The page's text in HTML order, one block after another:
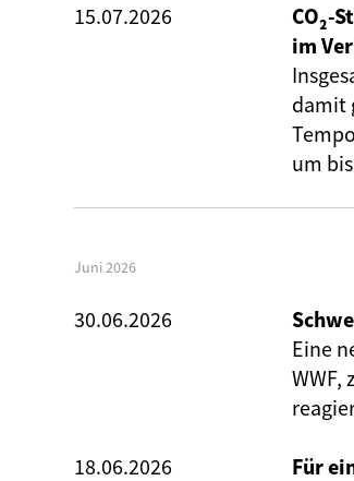
15.07.2026
CO₂-
im
damit
um
Juni 2026
30.06.2026
Eine
WWF,
18.06.2026
Für